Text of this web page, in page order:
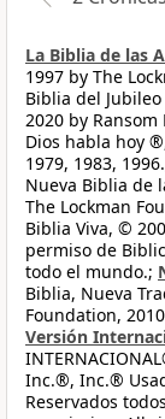
La Biblia de las
1997 by The
Biblia del Jubileo
2020 by
Dios habla hoy
1979, 1983,
Nueva Biblia de
The Lockman
Biblia Viva, ©
permiso de
todo el mundo.;
Biblia, Nueva
Foundation,
Versión
Inc.®, Inc.®
Reservados